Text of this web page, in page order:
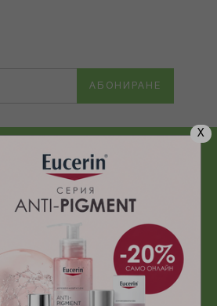
X
АБОНИРАНЕ
ДОСТАВЯМЕ С: